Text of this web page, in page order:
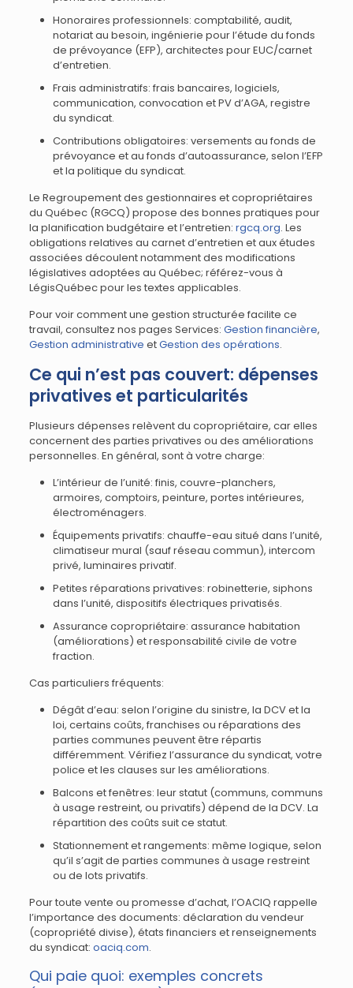
Honoraires professionnels: comptabilité, audit,
notariat au besoin, ingénierie pour l’étude du fonds
de prévoyance (EFP), architectes pour EUC/carnet
d’entretien.
Frais administratifs: frais bancaires, logiciels,
communication, convocation et PV d’AGA, registre
du syndicat.
Contributions obligatoires: versements au fonds de
prévoyance et au fonds d’autoassurance, selon l’EFP
et la politique du syndicat.
Le Regroupement des gestionnaires et copropriétaires
du Québec (RGCQ) propose des bonnes pratiques pour
la planification budgétaire et l’entretien: rgcq.org. Les
obligations relatives au carnet d’entretien et aux études
associées découlent notamment des modifications
législatives adoptées au Québec; référez-vous à
LégisQuébec pour les textes applicables.
Pour voir comment une gestion structurée facilite ce
travail, consultez nos pages Services: Gestion financière,
Gestion administrative etGestion des opérations.
Ce qui n’est pas couvert: dépenses
privatives et particularités
Plusieurs dépenses relèvent du copropriétaire, car elles
concernent des parties privatives ou des améliorations
personnelles. En général, sont à votre charge:
L’intérieur de l’unité: finis, couvre-planchers,
armoires, comptoirs, peinture, portes intérieures,
électroménagers.
Équipements privatifs: chauffe-eau situé dans l’unité,
climatiseur mural (sauf réseau commun), intercom
privé, luminaires privatif.
Petites réparations privatives: robinetterie, siphons
dans l’unité, dispositifs électriques privatisés.
Assurance copropriétaire: assurance habitation
(améliorations) et responsabilité civile de votre
fraction.
Cas particuliers fréquents:
Dégât d’eau: selon l’origine du sinistre, la DCV et la
loi, certains coûts, franchises ou réparations des
parties communes peuvent être répartis
différemment. Vérifiez l’assurance du syndicat, votre
police et les clauses sur les améliorations.
Balcons et fenêtres: leur statut (communs, communs
à usage restreint, ou privatifs) dépend de la DCV. La
répartition des coûts suit ce statut.
Stationnement et rangements: même logique, selon
qu’il s’agit de parties communes à usage restreint
ou de lots privatifs.
Pour toute vente ou promesse d’achat, l’OACIQ rappelle
l’importance des documents: déclaration du vendeur
(copropriété divise), états financiers et renseignements
du syndicat: oaciq.com.
Qui paie quoi: exemples concrets